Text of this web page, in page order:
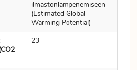
ilmastonlämpenemiseen
(Estimated Global
Warming Potential)
23